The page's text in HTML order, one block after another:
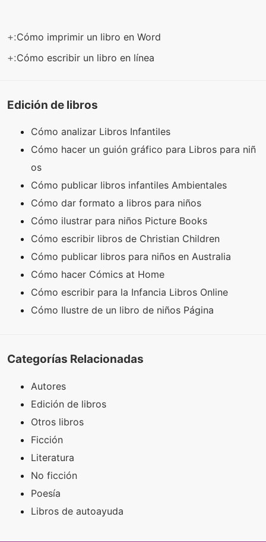
+:Cómo imprimir un libro en Word
+:Cómo escribir un libro en línea
Edición de libros
Cómo analizar Libros Infantiles
Cómo hacer un guión gráfico para Libros para niñ
os
Cómo publicar libros infantiles Ambientales
Cómo dar formato a libros para niños
Cómo ilustrar para niños Picture Books
Cómo escribir libros de Christian Children
Cómo publicar libros para niños en Australia
Cómo hacer Cómics at Home
Cómo escribir para la Infancia Libros Online
Cómo Ilustre de un libro de niños Página
Categorías Relacionadas
Autores
Edición de libros
Otros libros
Ficción
Literatura
No ficción
Poesía
Libros de autoayuda